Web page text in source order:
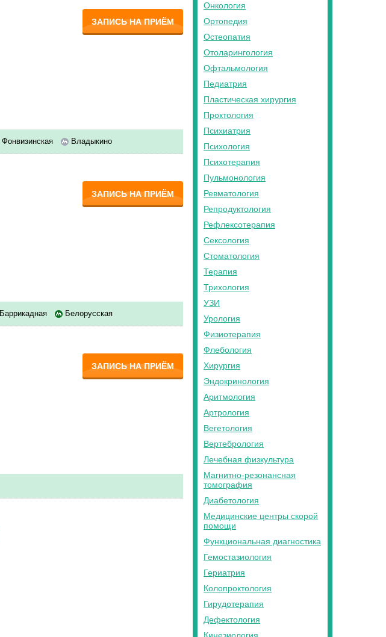
ЗАПИСЬ НА ПРИЁМ
Фонвизинская Владыкино
ЗАПИСЬ НА ПРИЁМ
Баррикадная Белорусская
ЗАПИСЬ НА ПРИЁМ
Онкология
Ортопедия
Остеопатия
Отоларингология
Офтальмология
Педиатрия
Пластическая хирургия
Проктология
Психиатрия
Психология
Психотерапия
Пульмонология
Ревматология
Репродуктология
Рефлексотерапия
Сексология
Стоматология
Терапия
Трихология
УЗИ
Урология
Физиотерапия
Флебология
Хирургия
Эндокринология
Аритмология
Артрология
Вегетология
Вертебрология
Лечебная физкультура
Магнитно-резонансная
томография
Диабетология
Медицинские центры скорой
помощи
Функциональная диагностика
Гемостазиология
Гериатрия
Колопроктология
Гирудотерапия
Дефектология